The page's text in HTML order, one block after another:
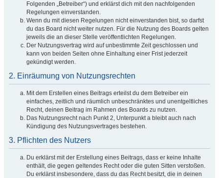
Folgenden „Betreiber“) und erklärst dich mit den nachfolgenden
Regelungen einverstanden.
Wenn du mit diesen Regelungen nicht einverstanden bist, so darfst
du das Board nicht weiter nutzen. Für die Nutzung des Boards gelten
jeweils die an dieser Stelle veröffentlichten Regelungen.
Der Nutzungsvertrag wird auf unbestimmte Zeit geschlossen und
kann von beiden Seiten ohne Einhaltung einer Frist jederzeit
gekündigt werden.
2. Einräumung von Nutzungsrechten
Mit dem Erstellen eines Beitrags erteilst du dem Betreiber ein
einfaches, zeitlich und räumlich unbeschränktes und unentgeltliches
Recht, deinen Beitrag im Rahmen des Boards zu nutzen.
Das Nutzungsrecht nach Punkt 2, Unterpunkt a bleibt auch nach
Kündigung des Nutzungsvertrages bestehen.
3. Pflichten des Nutzers
Du erklärst mit der Erstellung eines Beitrags, dass er keine Inhalte
enthält, die gegen geltendes Recht oder die guten Sitten verstoßen.
Du erklärst insbesondere, dass du das Recht besitzt, die in deinen